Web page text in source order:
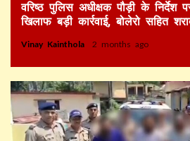
वरिष्ठ पुलिस अधीक्षक पौड़ी के निर्देश
खिलाफ बड़ी कार्रवाई, बोलेरो सहित
Vinay Kainthola 2 months ago